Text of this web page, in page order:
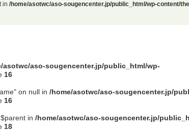
in /home/asotwc/aso-sougencenter.jp/public_html/wp-content/
asotwc/aso-sougencenter.jp/public_html/wp-
16
on null in /home/asotwc/aso-sougencenter.jp/
16
in /home/asotwc/aso-sougencenter.jp/
18